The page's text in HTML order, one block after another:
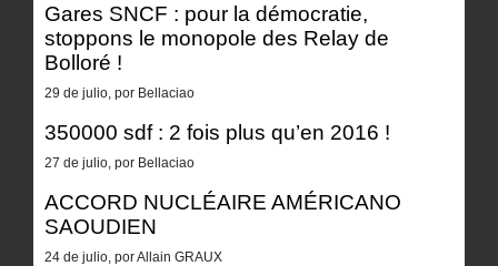
Gares SNCF : pour la démocratie,
stoppons le monopole des Relay de
Bolloré !
29 de julio, por Bellaciao
350000 sdf : 2 fois plus qu’en 2016 !
27 de julio, por Bellaciao
ACCORD NUCLÉAIRE AMÉRICANO
SAOUDIEN
24 de julio, por Allain GRAUX